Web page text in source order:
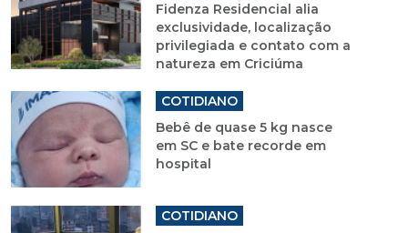
Fidenza Residencial alia
exclusividade, localização
privilegiada e contato com a
natureza em Criciúma
COTIDIANO
Bebê de quase 5 kg nasce
em SC e bate recorde em
hospital
COTIDIANO